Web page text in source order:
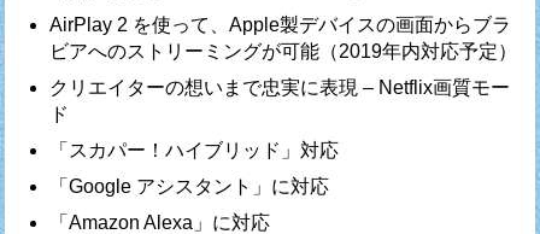
AirPlay 2 を使って、Apple製デバイスの画面からブラ
ビアへのストリーミングが可能（2019年内対応予定）
クリエイターの想いまで忠実に表現 – Netflix画質モー
ド
「スカパー！ハイブリッド」対応
「Google アシスタント」に対応
「Amazon Alexa」に対応